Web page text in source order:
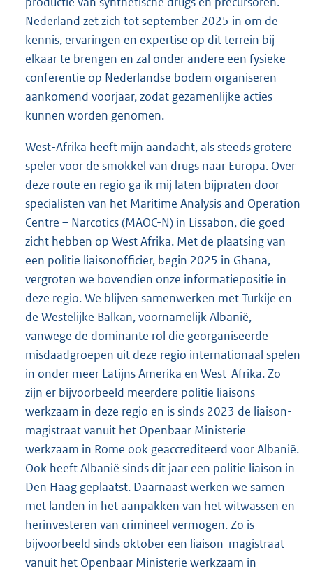
Nederland zet zich tot september 2025 in om de
kennis, ervaringen en expertise op dit terrein bij
elkaar te brengen en zal onder andere een fysieke
conferentie op Nederlandse bodem organiseren
aankomend voorjaar, zodat gezamenlijke acties
kunnen worden genomen.
West-Afrika heeft mijn aandacht, als steeds grotere
speler voor de smokkel van drugs naar Europa. Over
deze route en regio ga ik mij laten bijpraten door
specialisten van het Maritime Analysis and Operation
Centre – Narcotics (MAOC-N) in Lissabon, die goed
zicht hebben op West Afrika. Met de plaatsing van
een politie liaisonofficier, begin 2025 in Ghana,
vergroten we bovendien onze informatiepositie in
deze regio. We blijven samenwerken met Turkije en
de Westelijke Balkan, voornamelijk Albanië,
vanwege de dominante rol die georganiseerde
misdaadgroepen uit deze regio internationaal spelen
in onder meer Latijns Amerika en West-Afrika. Zo
zijn er bijvoorbeeld meerdere politie liaisons
werkzaam in deze regio en is sinds 2023 de liaison-
magistraat vanuit het Openbaar Ministerie
werkzaam in Rome ook geaccrediteerd voor Albanië.
Ook heeft Albanië sinds dit jaar een politie liaison in
Den Haag geplaatst. Daarnaast werken we samen
met landen in het aanpakken van het witwassen en
herinvesteren van crimineel vermogen. Zo is
bijvoorbeeld sinds oktober een liaison-magistraat
vanuit het Openbaar Ministerie werkzaam in